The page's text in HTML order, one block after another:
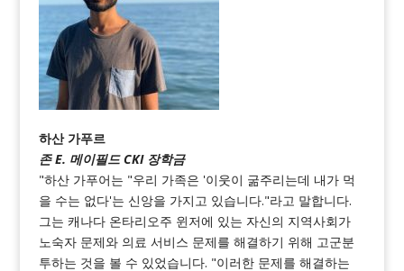
하산 가푸르
존 E. 메이필드 CKI 장학금
"하산 가푸어는 "우리 가족은 '이웃이 굶주리는데 내가 먹
을 수는 없다'는 신앙을 가지고 있습니다."라고 말합니다.
그는 캐나다 온타리오주 윈저에 있는 자신의 지역사회가
노숙자 문제와 의료 서비스 문제를 해결하기 위해 고군분
투하는 것을 볼 수 있었습니다. "이러한 문제를 해결하는